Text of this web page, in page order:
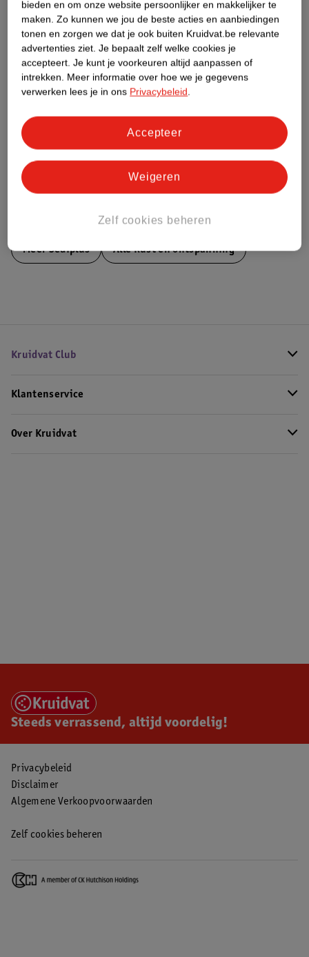
Etiketinformatie
Nature Impact Score
Dit product heeft (nog) geen Nature
Impact Score.
Bestel & Bezorginformatie
MeerSediplus Alle Rust en ontspanning
Kruidvat Club
Klantenservice
Over Kruidvat
Steeds verrassend, altijd voordelig!
Privacybeleid
Disclaimer
Algemene Verkoopvoorwaarden
Zelf cookies beheren
bieden en om onze website persoonlijker en makkelijker te
maken. Zo kunnen we jou de beste acties en aanbiedingen
tonen en zorgen we dat je ook buiten Kruidvat.be relevante
advertenties ziet. Je bepaalt zelf welke cookies je
accepteert. Je kunt je voorkeuren altijd aanpassen of
intrekken. Meer informatie over hoe we je gegevens
verwerken lees je in ons Privacybeleid.
Zelf cookies beheren
Weigeren
Accepteer